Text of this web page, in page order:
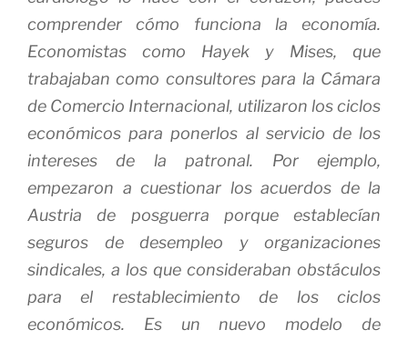
comprender cómo funciona la economía.
Economistas como Hayek y Mises, que
trabajaban como consultores para la Cámara
de Comercio Internacional, utilizaron los ciclos
económicos para ponerlos al servicio de los
intereses de la patronal. Por ejemplo,
empezaron a cuestionar los acuerdos de la
Austria de posguerra porque establecían
seguros de desempleo y organizaciones
sindicales, a los que consideraban obstáculos
para el restablecimiento de los ciclos
económicos. Es un nuevo modelo de